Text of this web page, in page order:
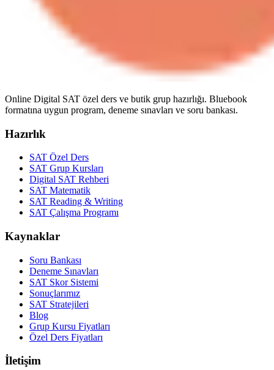
Online Digital SAT özel ders ve butik grup hazırlığı. Bluebook
formatına uygun program, deneme sınavları ve soru bankası.
Hazırlık
SAT Özel Ders
SAT Grup Kursları
Digital SAT Rehberi
SAT Matematik
SAT Reading & Writing
SAT Çalışma Programı
Kaynaklar
Soru Bankası
Deneme Sınavları
SAT Skor Sistemi
Sonuçlarımız
SAT Stratejileri
Blog
Grup Kursu Fiyatları
Özel Ders Fiyatları
İletişim